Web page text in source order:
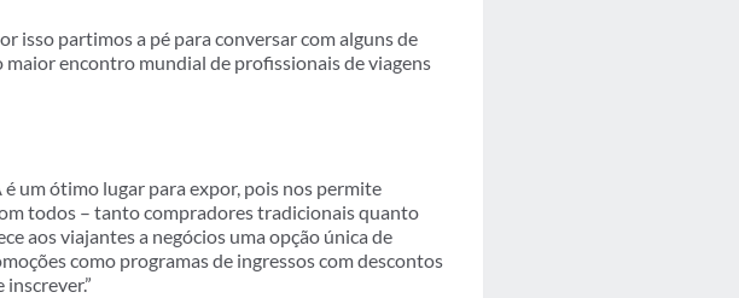
isso partimos a pé para conversar com alguns de
encontro mundial de profissionais de viagens
um ótimo lugar para expor, pois nos permite
todos – tanto compradores tradicionais quanto
aos viajantes a negócios uma opção única de
como programas de ingressos com descontos